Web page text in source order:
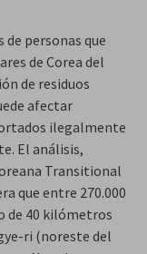
de personas que
de Corea del
de residuos
afectar
ilegalmente
El análisis,
Transitional
que entre 270.000
de 40 kilómetros
ri (noreste del